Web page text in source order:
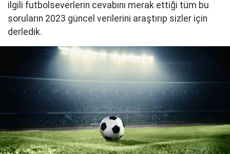
ilgili futbolseverlerin cevabını merak ettiği tüm bu
soruların 2023 güncel verilerini araştırıp sizler için
derledik.